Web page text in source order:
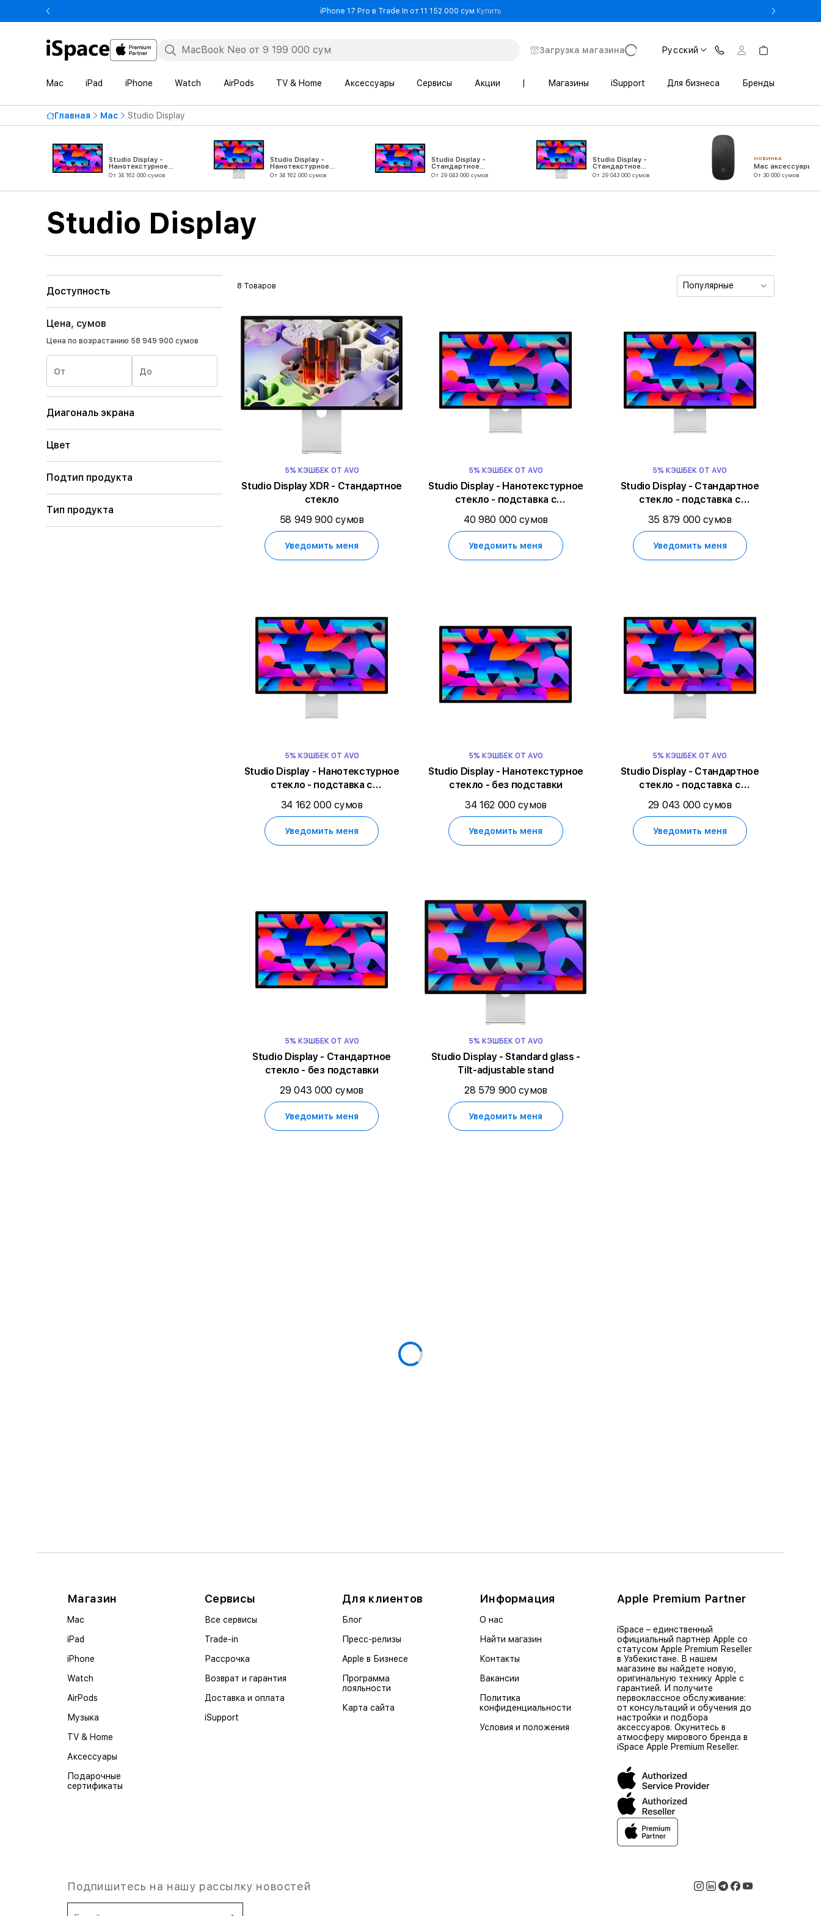
iPhone 17 Pro в Trade In от 11 152 000 сум Купить- iPhone 17 Pro в Trade In от 11 152 000 сум
Загрузка магазина Русский
Mac iPad iPhone Watch AirPods TV & Home Аксессуары Сервисы Акции Магазины iSupport Для бизнеса Бренды
Главная Mac Studio Display
Studio Display -
Нанотекстурное
стекло - без
подставки
От 34 162 000 сумов
Studio Display -
Нанотекстурное
стекло - подставка
с регулируемым
От 34 162 000 сумов
Studio Display -
Стандартное
стекло - без
подставки
От 29 043 000 сумов
Studio Display -
Стандартное
стекло - подставка
с регулируемым
От 29 043 000 сумов
НОВИНКА
Mac аксессуары
От 30 000 сумов
Studio Display
Доступность
Цена, сумов
Цена по возрастанию 58 949 900 сумов
От До
Диагональ экрана
Цвет
Подтип продукта
Тип продукта
8 Товаров Популярные
5% КЭШБЕК ОТ AVO
Studio Display XDR - Стандартное
стекло
58 949 900 сумов
Уведомить меня
5% КЭШБЕК ОТ AVO
Studio Display - Нанотекстурное
стекло - подставка с
регулируемым наклоном и
высотой
40 980 000 сумов
Уведомить меня
5% КЭШБЕК ОТ AVO
Studio Display - Стандартное
стекло - подставка с
регулируемым наклоном и
высотой
35 879 000 сумов
Уведомить меня
5% КЭШБЕК ОТ AVO
Studio Display - Нанотекстурное
стекло - подставка с
регулируемым наклоном
34 162 000 сумов
Уведомить меня
5% КЭШБЕК ОТ AVO
Studio Display - Нанотекстурное
стекло - без подставки
34 162 000 сумов
Уведомить меня
5% КЭШБЕК ОТ AVO
Studio Display - Стандартное
стекло - подставка с
регулируемым наклоном
29 043 000 сумов
Уведомить меня
5% КЭШБЕК ОТ AVO
Studio Display - Стандартное
стекло - без подставки
29 043 000 сумов
Уведомить меня
5% КЭШБЕК ОТ AVO
Studio Display - Standard glass -
Tilt-adjustable stand
28 579 900 сумов
Уведомить меня
Магазин
Mac
iPad
iPhone
Watch
AirPods
Музыка
TV & Home
Аксессуары
Подарочные
сертификаты
Сервисы
Все сервисы
Trade-in
Рассрочка
Возврат и гарантия
Доставка и оплата
iSupport
Для клиентов
Блог
Пресс-релизы
Apple в Бизнесе
Программа
лояльности
Карта сайта
Информация
О нас
Найти магазин
Контакты
Вакансии
Политика
конфиденциальности
Условия и положения
Apple Premium Partner
iSpace – единственный
официальный партнер Apple со
статусом Apple Premium Reseller
в Узбекистане. В нашем
магазине вы найдете новую,
оригинальную технику Apple с
гарантией. И получите
первоклассное обслуживание:
от консультаций и обучения до
настройки и подбора
аксессуаров. Окунитесь в
атмосферу мирового бренда в
iSpace Apple Premium Reseller.
Подпишитесь на нашу рассылку новостей